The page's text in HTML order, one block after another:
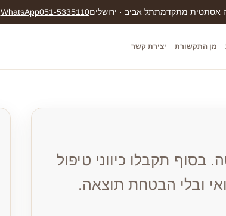
אסתטית מתקדמתתל אביב · ירושלים051-5335110
WhatsApp
מן התקשורת יצירת קשר
תקבלו כיווני טיפול
ובלי הבטחת תוצאה.